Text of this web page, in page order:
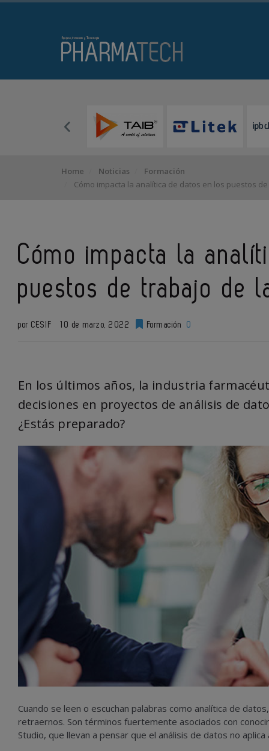
Home Noticias
Formación
Cómo impacta la analítica de datos en los puestos
Cómo impacta la
puestos de trabajo de
por CESIF 10 de marzo, 2022 Formación 0
En los últimos años, la industria
decisiones en proyectos de análisis de
¿Estás preparado?
Cuando se leen o escuchan palabras como analítica de
retraernos. Son términos fuertemente asociados con
Studio, que llevan a pensar que el análisis de datos no